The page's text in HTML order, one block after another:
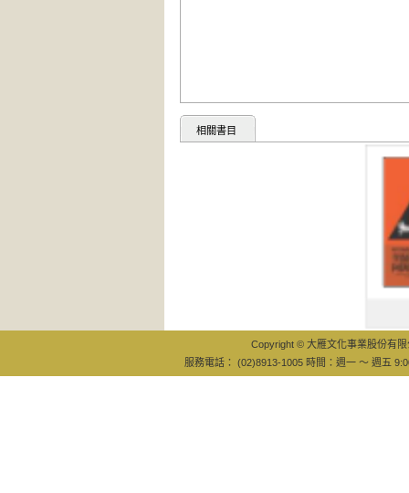
相關書目
Copyright © 大雁文化事業股份有
服務電話： (02)8913-1005 時間：週一 ～ 週五